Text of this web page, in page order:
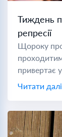
Тиждень
репресії
Щороку
привертає
війни
Читати далі